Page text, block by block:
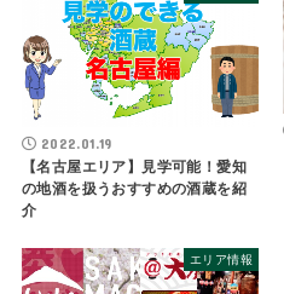
2022.01.19
【名古屋エリア】見学可能！愛知
の地酒を扱うおすすめの酒蔵を紹
介
エリア情報